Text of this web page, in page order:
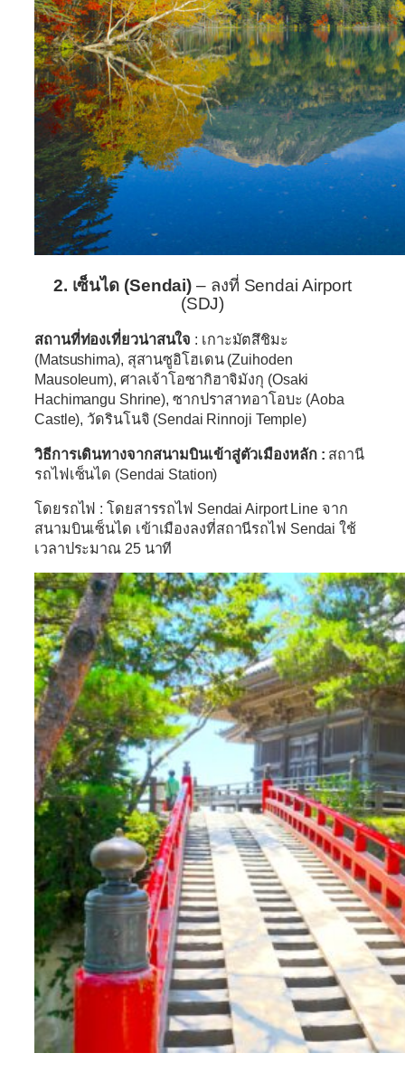
2. เซ็นได (Sendai) – ลงที่ Sendai Airport
(SDJ)
สถานที่ท่องเที่ยวน่าสนใจ : เกาะมัตสึชิมะ
(Matsushima), สุสานซูอิโฮเดน (Zuihoden
Mausoleum), ศาลเจ้าโอซากิฮาจิมังกุ (Osaki
Hachimangu Shrine), ซากปราสาทอาโอบะ (Aoba
Castle), วัดรินโนจิ (Sendai Rinnoji Temple)
วิธีการเดินทางจากสนามบินเข้าสู่ตัวเมืองหลัก : สถานี
รถไฟเซ็นได (Sendai Station)
โดยรถไฟ : โดยสารรถไฟ Sendai Airport Line จาก
สนามบินเซ็นได เข้าเมืองลงที่สถานีรถไฟ Sendai ใช้
เวลาประมาณ 25 นาที